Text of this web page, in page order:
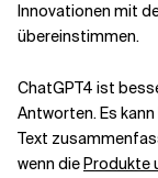
Innovationen mit
übereinstimmen.
ChatGPT4 ist
Antworten. Es
Text
wenn dieProdukte